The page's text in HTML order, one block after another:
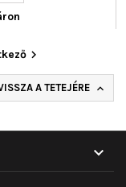

A TETEJÉRE 
